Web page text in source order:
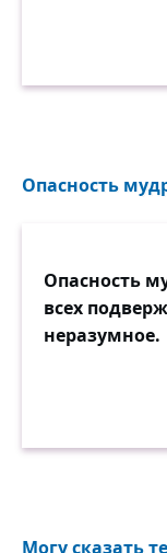
Опасность
Опасность
всех
неразумное.
Могу сказать